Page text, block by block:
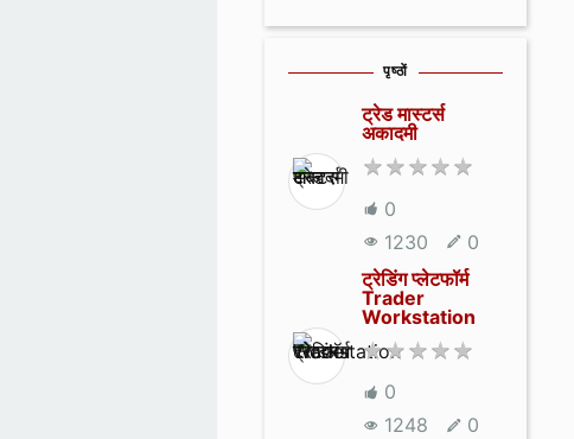
पृष्ठों
ट्रेड मास्टर्स
अकादमी
0
1230
0
ट्रेडिंग प्लेटफॉर्म
Trader
Workstation
0
1248
0